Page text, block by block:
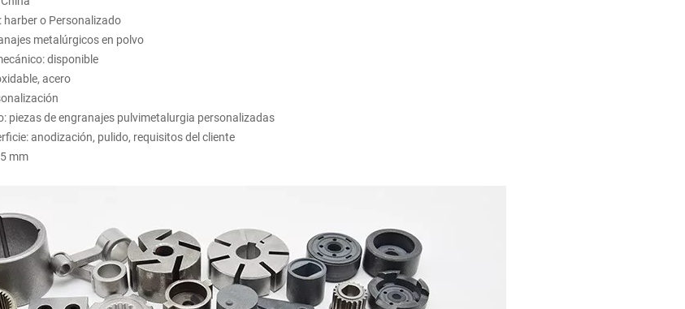
harber o Personalizado
metalúrgicos en polvo
disponible
acero
piezas de engranajes pulvimetalurgia personalizadas
anodización, pulido, requisitos del cliente
mm